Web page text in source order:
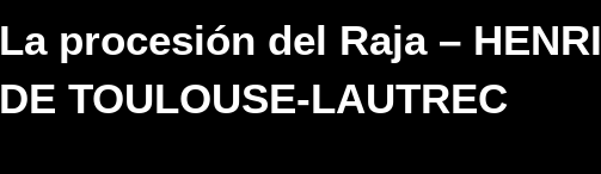
La procesión del Raja – HENRI
DE TOULOUSE-LAUTREC